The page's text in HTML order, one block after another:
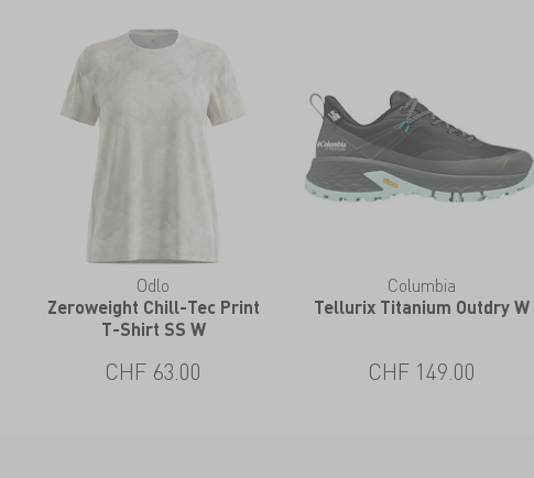
Odlo
Zeroweight Chill-Tec Print
T-Shirt SS W
CHF 63.00
Columbia
Tellurix Titanium Outdry W
CHF 149.00